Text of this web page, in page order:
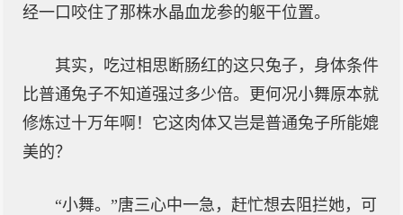
经一口咬住了那株水晶血龙参的躯干位置。
其实，吃过相思断肠红的这只兔子，身体条件
比普通兔子不知道强过多少倍。更何况小舞原本就
修炼过十万年啊！它这肉体又岂是普通兔子所能媲
美的？
“小舞。”唐三心中一急，赶忙想去阻拦她，可